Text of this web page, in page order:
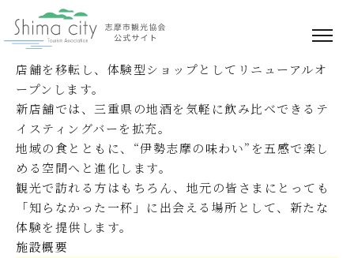
【お知らせ】2026年5月13日（水）KANPAI
ISESHIMAリニューアルオープン！
志摩市阿児町にある地酒専門店「乾杯伊勢志摩」が、
店舗を移転し、体験型ショップとしてリニューアルオ
ープンします。
新店舗では、三重県の地酒を気軽に飲み比べできるテ
イスティングバーを拡充。
地域の食とともに、“伊勢志摩の味わい”を五感で楽し
める空間へと進化します。
観光で訪れる方はもちろん、地元の皆さまにとっても
「知らなかった一杯」に出会える場所として、新たな
体験を提供します。
施設概要